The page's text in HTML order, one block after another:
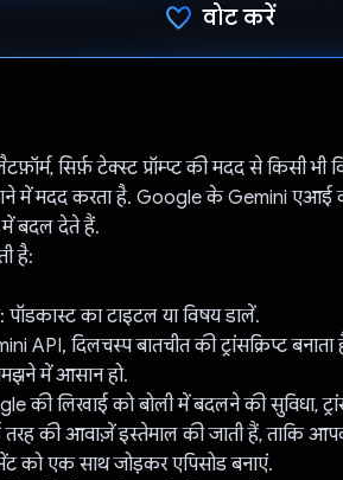
वोट करें
सिर्फ़ टेक्स्ट प्रॉम्प्ट की मदद से किसी
में मदद करता है. Google के Gemini एआई
में बदल देते हैं.
है:
पॉडकास्ट का टाइटल या विषय डालें.
API, दिलचस्प बातचीत की ट्रांसक्रिप्ट
में आसान हो.
की लिखाई को बोली में बदलने की सुविधा,
की आवाज़ें इस्तेमाल की जाती हैं, ताकि
को एक साथ जोड़कर एपिसोड बनाएं.